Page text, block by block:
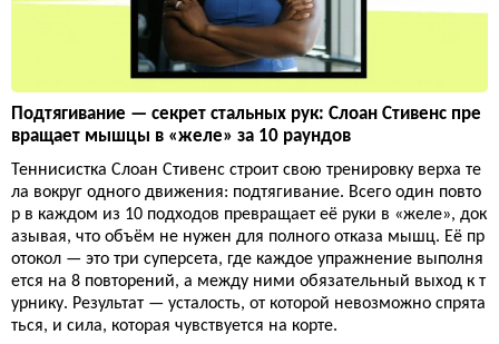
Подтягивание — секрет стальных рук: Слоан Стивенс пре
вращает мышцы в «желе» за 10 раундов
Теннисистка Слоан Стивенс строит свою тренировку верха те
ла вокруг одного движения: подтягивание. Всего один повто
р в каждом из 10 подходов превращает её руки в «желе», док
азывая, что объём не нужен для полного отказа мышц. Её пр
отокол — это три суперсета, где каждое упражнение выполня
ется на 8 повторений, а между ними обязательный выход к т
урнику. Результат — усталость, от которой невозможно спрята
ться, и сила, которая чувствуется на корте.